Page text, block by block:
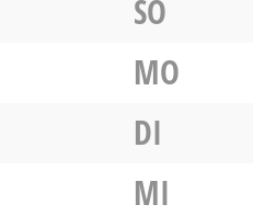
SO
MO
DI
MI